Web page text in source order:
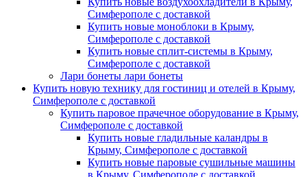
Симферополе с доставкой
Купить новые моноблоки в Крыму,
Симферополе с доставкой
Купить новые сплит-системы в Крыму,
Симферополе с доставкой
Лари бонеты лари бонеты
Купить новую технику для гостиниц и отелей в Крыму,
Симферополе с доставкой
Купить паровое прачечное оборудование в Крыму,
Симферополе с доставкой
Купить новые гладильные каландры в
Крыму, Симферополе с доставкой
Купить новые паровые сушильные машины
в Крыму, Симферополе с доставкой